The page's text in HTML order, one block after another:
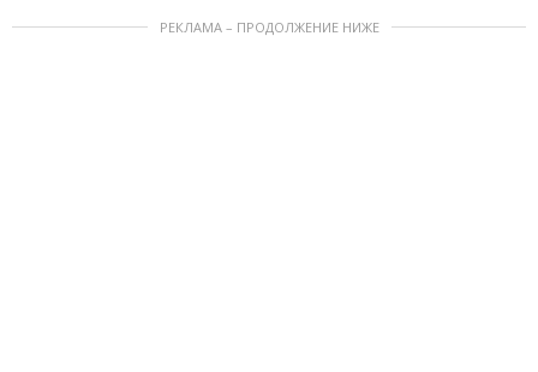
РЕКЛАМА – ПРОДОЛЖЕНИЕ НИЖЕ